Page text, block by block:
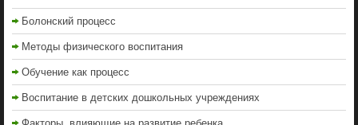
Болонский процесс
Методы физического воспитания
Обучение как процесс
Воспитание в детских дошкольных учреждениях